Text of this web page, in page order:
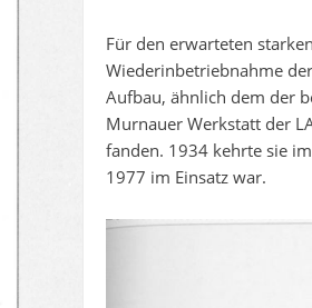
Für den erwarteten
Wiederinbetriebnahme
Aufbau, ähnlich dem der
Murnauer Werkstatt der
fanden. 1934 kehrte sie
1977 im Einsatz war.